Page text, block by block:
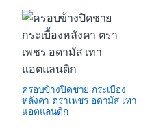
ครอบข้างปิดชาย กระเบื้อง
หลังคา ตราเพชร อดามัส เทา
แอตแลนติก